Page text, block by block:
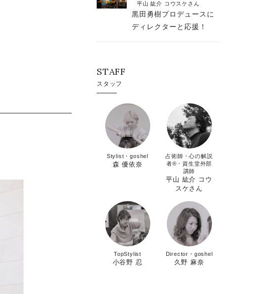
平山 紘介 コウスケさん
黒田勇樹プロデュースに
ディレクターと応援！
STAFF
スタッフ
Stylist・goshel
森 優依奈
占術師・心の解説
者®︎・資生堂外部
講師
平山 紘介 コウ
スケさん
TopStylist
小谷野 忍
Director・goshel
久野 麻奈